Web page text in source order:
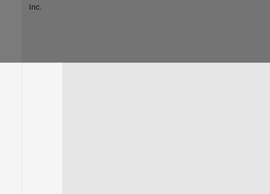
Inc.